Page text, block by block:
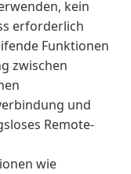
kein
erforderlich
Funktionen
zwischen
und
Remote-
wie